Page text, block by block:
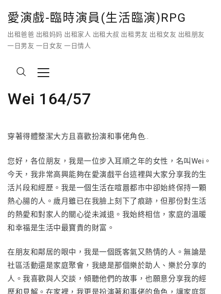
愛演戲-臨時演員(生活臨演)RPG
出租爸爸 出租妈妈 出租家人 出租大叔 出租男友 出租女友 出租朋友
一日男友 一日女友 一日情人
Wei 164/57
穿著得體整潔大方且喜歡扮演和事佬角色..
您好，各位朋友，我是一位步入耳順之年的女性，名叫Wei。
今天，我非常高興能夠在愛演戲平台這裡與大家分享我的生
活片段和經歷。我是一個生活在喧囂都市中卻始終保持一顆
熱心腸的人。歲月雖已在我臉上刻下了痕跡，但那份對生活
的熱愛和對家人的關心從未減退。我始終相信，家庭的溫暖
和幸福是生活中最寶貴的財富。
在朋友和鄰居的眼中，我是一個既客氣又熱情的人。無論是
社區活動還是家庭聚會，我總是那個樂於助人、樂於分享的
人。我喜歡與人交談，傾聽他們的故事，也願意分享我的經
歷和見解。在家裡，我更是扮演著和事佬的角色，讓家庭氛